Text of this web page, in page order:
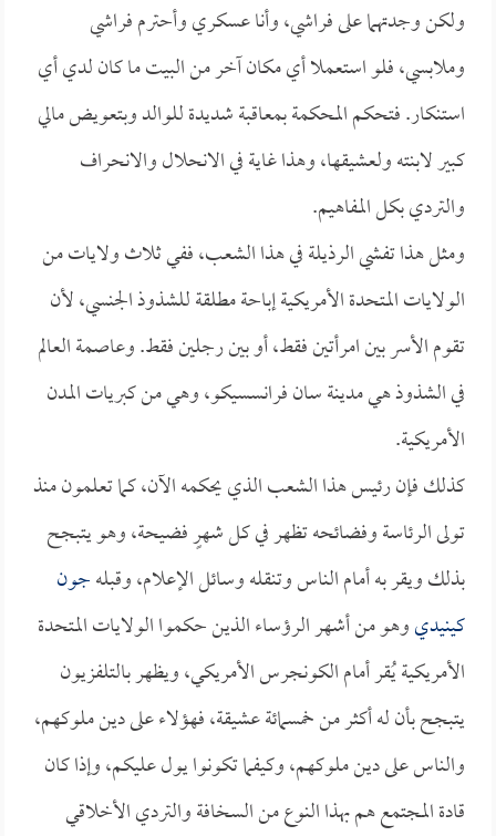
ولكن وجدتهما على فراشي، وأنا عسكري وأحترم فراشي
وملابسي، فلو استعملا أي مكان آخر من البيت ما كان لدي أي
استنكار. فتحكم المحكمة بمعاقبة شديدة للوالد وبتعويض مالي
كبير لابنته ولعشيقها، وهذا غاية في الانحلال والانحراف
والتردي بكل المفاهيم.
ومثل هذا تفشي الرذيلة في هذا الشعب، ففي ثلاث ولايات من
الولايات المتحدة الأمريكية إباحة مطلقة للشذوذ الجنسي، لأن
تقوم الأسر بين امرأتين فقط، أو بين رجلين فقط. وعاصمة العالم
في الشذوذ هي مدينة سان فرانسسيكو، وهي من كبريات المدن
الأمريكية.
كذلك فإن رئيس هذا الشعب الذي يحكمه الآن، كما تعلمون منذ
تولى الرئاسة وفضائحه تظهر في كل شهرٍ فضيحة، وهو يتبجح
بذلك ويقر به أمام الناس وتنقله وسائل الإعلام، وقبلهجون
كينيديوهو من أشهر الرؤساء الذين حكموا الولايات المتحدة
الأمريكية يُقر أمام الكونجرس الأمريكي، ويظهر بالتلفزيون
يتبجح بأن له أكثر من خمسمائة عشيقة، فهؤلاء على دين ملوكهم،
والناس على دين ملوكهم، وكيفما تكونوا يول عليكم، وإذا كان
قادة المجتمع هم بهذا النوع من السخافة والتردي الأخلاقي